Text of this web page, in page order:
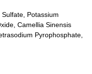
Potassium
Camellia Sinensis
Pyrophosphate,